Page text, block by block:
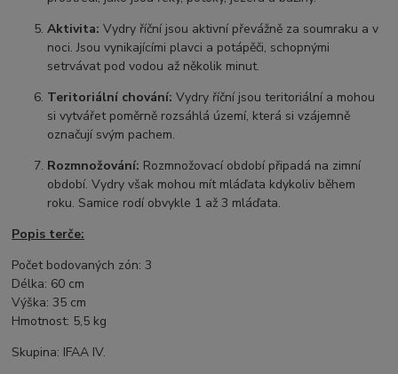
Aktivita: Vydry říční jsou aktivní převážně za soumraku a v
noci. Jsou vynikajícími plavci a potápěči, schopnými
setrvávat pod vodou až několik minut.
Teritoriální chování: Vydry říční jsou teritoriální a mohou
si vytvářet poměrně rozsáhlá území, která si vzájemně
označují svým pachem.
Rozmnožování: Rozmnožovací období připadá na zimní
období. Vydry však mohou mít mláďata kdykoliv během
roku. Samice rodí obvykle 1 až 3 mláďata.
Popis terče:
Počet bodovaných zón: 3
Délka: 60 cm
Výška: 35 cm
Hmotnost: 5,5 kg
Skupina: IFAA IV.